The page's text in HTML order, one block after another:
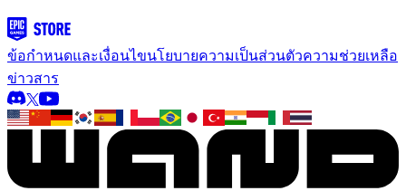
ข้อกำหนดและเงื่อนไขนโยบายความเป็นส่วนตัวความช่วยเหลือ
ข่าวสาร